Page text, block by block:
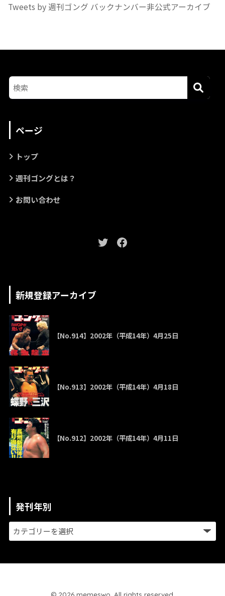
Tweets by 週刊ゴング バックナンバー非公式アーカイブ
ページ
トップ
週刊ゴングとは？
お問い合わせ
新規登録アーカイブ
【No.914】2002年（平成14年）4月25日
【No.913】2002年（平成14年）4月18日
【No.912】2002年（平成14年）4月11日
発刊年別
© 2026 memeswo. All rights reserved.